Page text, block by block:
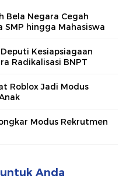
Bela Negara Cegah
SMP hingga Mahasiswa
Kesiapsiagaan
Radikalisasi BNPT
Roblox Jadi Modus
Modus Rekrutmen
Anda